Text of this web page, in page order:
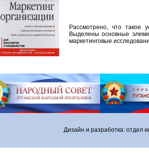
Рассмотрено, что такое
Выделены основные
маркетинговые
Дизайн и разработка: отдел